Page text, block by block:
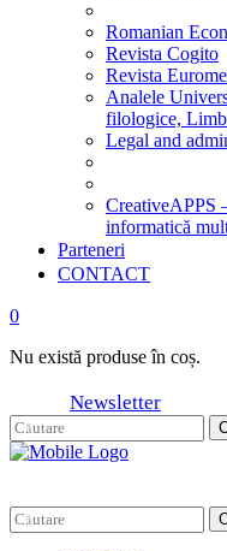
Romanian
Revista Cogito
Revista
Analele
filologice,
Legal and
CreativeAPPS
informatică
Parteneri
CONTACT
0
Nu există produse în coș.
Newsletter